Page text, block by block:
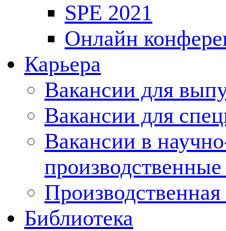
SPE 2021
Онлайн
Карьера
Вакансии для
Вакансии для
Вакансии в
Производственная
Библиотека